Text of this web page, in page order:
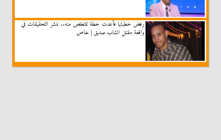
رفض خطبتها فأعدت خطة للتخلص منه.. ننشر التحقيقات في
واقعة مقتل الشاب صديق | خاص